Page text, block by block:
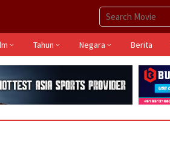
Tahun Negara Berita